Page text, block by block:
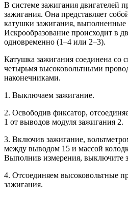
В системе зажигания двигателей
зажигания. Она представляет
катушки зажигания, выполненные
Искрообразование происходит в
одновременно (1–4 или 2–3).
Катушка зажигания соединена со
четырьмя высоковольтными
наконечниками.
1. Выключаем зажигание.
2. Освободив фиксатор,
1 от выводов модуля зажигания 2.
3. Включив зажигание,
между выводом 15 и массой
Выполнив измерения, выключите
4. Отсоединяем высоковольтные
зажигания.